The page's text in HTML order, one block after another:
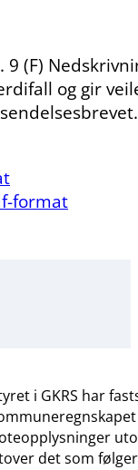
9 (F)
og gir
format
i GKRS har
det som